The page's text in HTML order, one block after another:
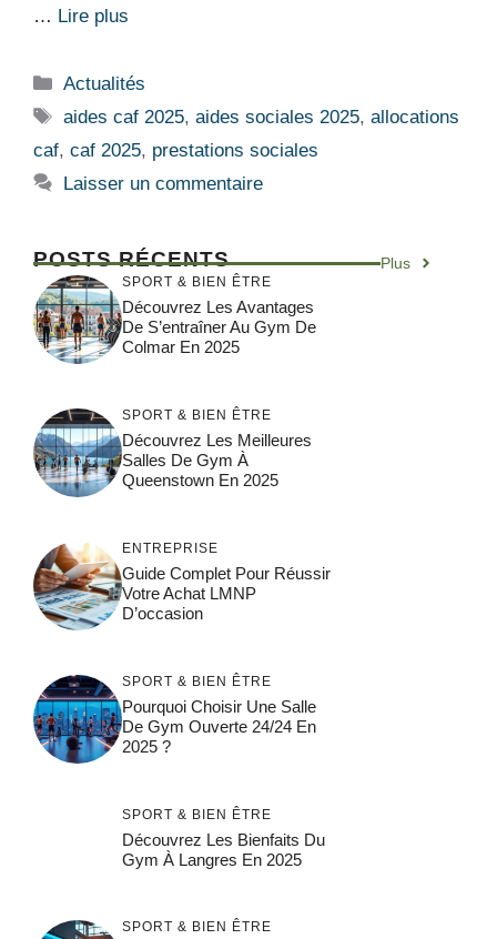
… Lire plus
Catégories
Actualités
Étiquettes
aides caf 2025,aides sociales 2025,allocations
caf, caf 2025, prestations sociales
Laisser un commentaire
POSTS RÉCENTS Plus
SPORT & BIEN ÊTRE
Découvrez Les Avantages
De S’entraîner Au Gym De
Colmar En 2025
SPORT & BIEN ÊTRE
Découvrez Les Meilleures
Salles De Gym À
Queenstown En 2025
ENTREPRISE
Guide Complet Pour Réussir
Votre Achat LMNP
D’occasion
SPORT & BIEN ÊTRE
Pourquoi Choisir Une Salle
De Gym Ouverte 24/24 En
2025 ?
SPORT & BIEN ÊTRE
Découvrez Les Bienfaits Du
Gym À Langres En 2025
SPORT & BIEN ÊTRE